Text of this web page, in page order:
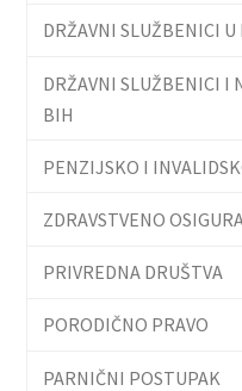
DRŽAVNI SLUŽBENICI
DRŽAVNI SLUŽBENICI I
BIH
PENZIJSKO I
ZDRAVSTVENO
PRIVREDNA DRUŠTVA
PORODIČNO PRAVO
PARNIČNI POSTUPAK